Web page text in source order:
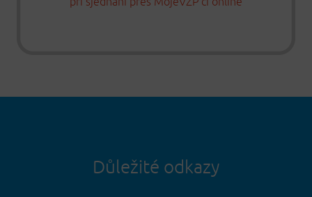
Důležité odkazy